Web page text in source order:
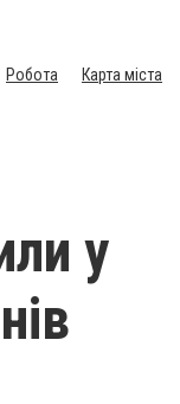
Робота
Карта міста
у